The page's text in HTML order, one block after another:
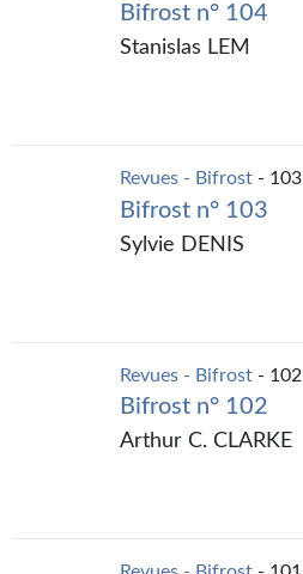
Bifrost n° 104
Stanislas LEM
Revues - Bifrost - 103
Bifrost n° 103
Sylvie DENIS
Revues - Bifrost - 102
Bifrost n° 102
Arthur C. CLARKE